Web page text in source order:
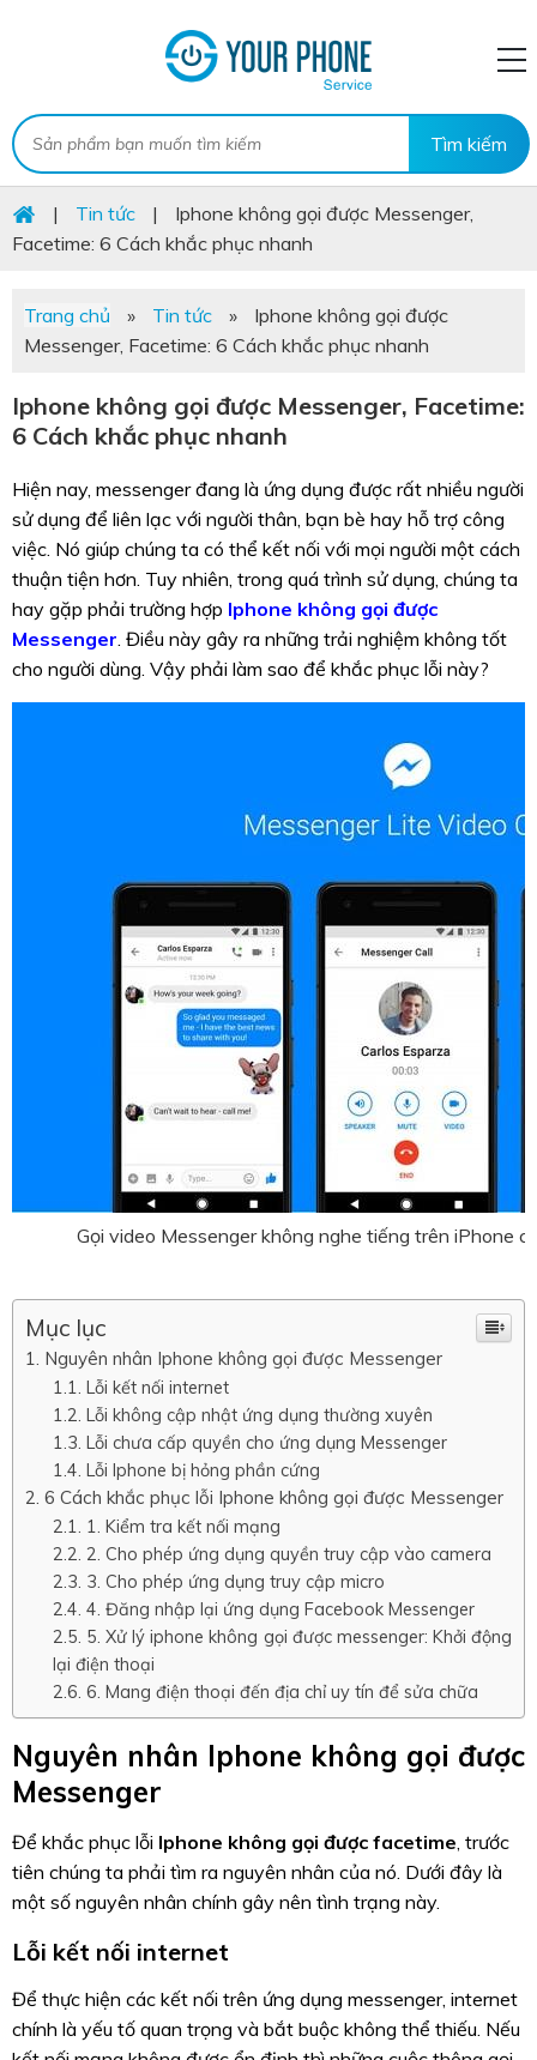
| Tin tức |
Iphone không gọi được Messenger,
Facetime: 6 Cách khắc phục nhanh
Trang chủ » Tin tức »
Iphone không gọi được
Messenger, Facetime: 6 Cách khắc phục nhanh
Iphone không gọi được Messenger, Facetime:
6 Cách khắc phục nhanh
Hiện nay, messenger đang là ứng dụng được rất nhiều người
sử dụng để liên lạc với người thân, bạn bè hay hỗ trợ công
việc. Nó giúp chúng ta có thể kết nối với mọi người một cách
thuận tiện hơn. Tuy nhiên, trong quá trình sử dụng, chúng ta
hay gặp phải trường hợp Iphone không gọi được
Messenger. Điều này gây ra những trải nghiệm không tốt
cho người dùng. Vậy phải làm sao để khắc phục lỗi này?
Gọi video Messenger không nghe tiếng trên iPhone
Mục lục
Nguyên nhân Iphone không gọi được Messenger
Lỗi kết nối internet
Lỗi không cập nhật ứng dụng thường xuyên
Lỗi chưa cấp quyền cho ứng dụng Messenger
Lỗi Iphone bị hỏng phần cứng
6 Cách khắc phục lỗi Iphone không gọi được Messenger
1. Kiểm tra kết nối mạng
2. Cho phép ứng dụng quyền truy cập vào camera
3. Cho phép ứng dụng truy cập micro
4. Đăng nhập lại ứng dụng Facebook Messenger
5. Xử lý iphone không gọi được messenger: Khởi động
lại điện thoại
6. Mang điện thoại đến địa chỉ uy tín để sửa chữa
Nguyên nhân Iphone không gọi được
Messenger
Để khắc phục lỗi Iphone không gọi được facetime, trước
tiên chúng ta phải tìm ra nguyên nhân của nó. Dưới đây là
một số nguyên nhân chính gây nên tình trạng này.
Lỗi kết nối internet
Để thực hiện các kết nối trên ứng dụng messenger, internet
chính là yếu tố quan trọng và bắt buộc không thể thiếu. Nếu